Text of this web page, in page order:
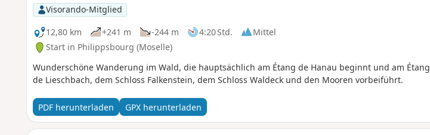
Visorando-Mitglied
12,80 km
+241 m -244 m 4:20 Std.
Mittel
Start in Philippsbourg (Moselle)
Wunderschöne Wanderung im Wald, die hauptsächlich am Étang de Hanau beginnt und am Étang
de Lieschbach, dem Schloss Falkenstein, dem Schloss Waldeck und den Mooren vorbeiführt.
PDF herunterladen GPX herunterladen